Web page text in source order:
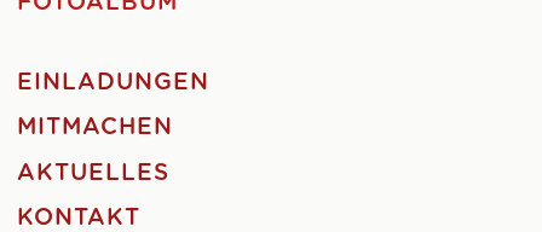
EINLADUNGEN
MITMACHEN
AKTUELLES
KONTAKT